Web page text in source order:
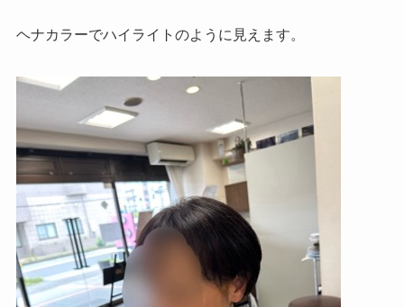
ヘナカラーでハイライトのように見えます。